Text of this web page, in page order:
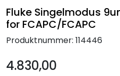
Fluke Singelmodus
for FCAPC/FCAPC
Produktnummer: 114446
4.830,00
Maskinvern &
Tilbehør